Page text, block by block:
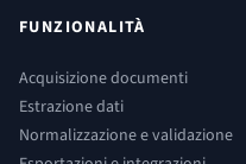
FUNZIONALITÀ
Acquisizione documenti
Estrazione dati
Normalizzazione e validazione